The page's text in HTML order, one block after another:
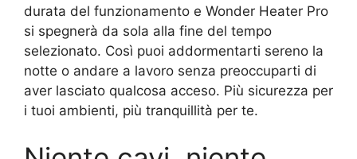
durata del funzionamento e Wonder Heater Pro
si spegnerà da sola alla fine del tempo
selezionato. Così puoi addormentarti sereno la
notte o andare a lavoro senza preoccuparti di
aver lasciato qualcosa acceso. Più sicurezza per
i tuoi ambienti, più tranquillità per te.